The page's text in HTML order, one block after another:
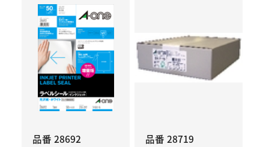
品番 28692
品番 28719